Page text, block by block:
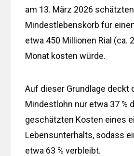
am 13. März 2026
Mindestlebenskorb für
etwa 450 Millionen Rial (ca.
Monat kosten würde.
Auf dieser Grundlage deckt
Mindestlohn nur etwa 37 %
geschätzten Kosten eines
Lebensunterhalts, sodass
etwa 63 % verbleibt.